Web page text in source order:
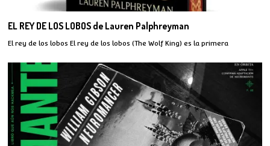
EL REY DE LOS LOBOS de Lauren Palphreyman
El rey de los lobos El rey de los lobos (The Wolf King) es la primera